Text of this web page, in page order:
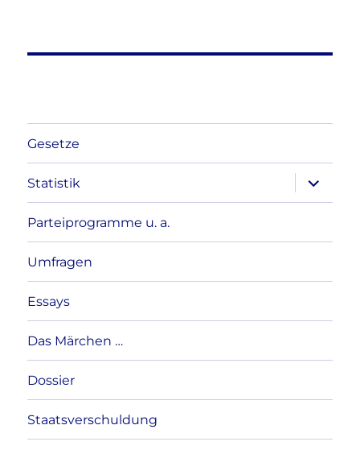
Gesetze
Statistik
anzeigen
Parteiprogramme u. a.
Umfragen
Essays
Das Märchen …
Dossier
Staatsverschuldung